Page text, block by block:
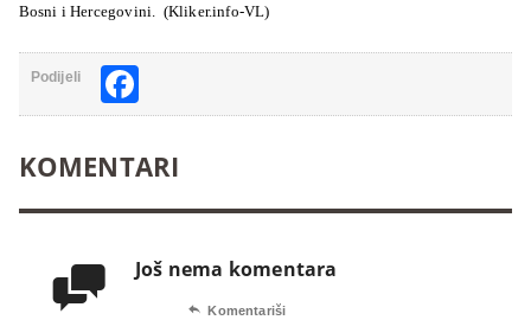
Bosni i Hercegovini. (Kliker.info-VL)
Podijeli
KOMENTARI
 Još nema komentara
 Komentariši